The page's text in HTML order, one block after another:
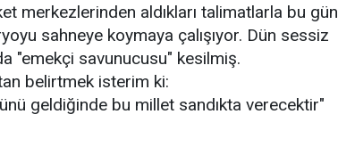
merkezlerinden aldıkları talimatlarla bu gün
sahneye koymaya çalışıyor. Dün sessiz
"emekçi savunucusu" kesilmiş.
belirtmek isterim ki:
geldiğinde bu millet sandıkta verecektir"